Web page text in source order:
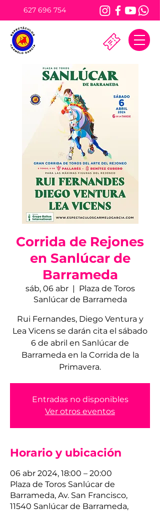
627 696 754
Corrida de Rejones
en Sanlúcar de
Barrameda
sáb, 06 abr
  |
Plaza de Toros
Sanlúcar de Barrameda
Rui Fernandes, Diego Ventura y
Lea Vicens se darán cita el sábado
6 de abril en Sanlúcar de
Barrameda en la Corrida de la
Primavera.
Entradas no disponibles
Ver otros eventos
Horario y ubicación
06 abr 2024, 18:00 – 20:00
Plaza de Toros Sanlúcar de
Barrameda, Av. San Francisco,
11540 Sanlúcar de Barrameda,